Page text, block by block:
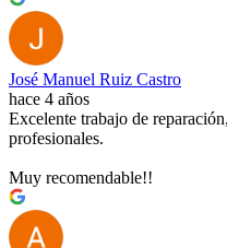
José Manuel Ruiz Castro
hace 4 años
Excelente trabajo de
profesionales.
Muy recomendable!!